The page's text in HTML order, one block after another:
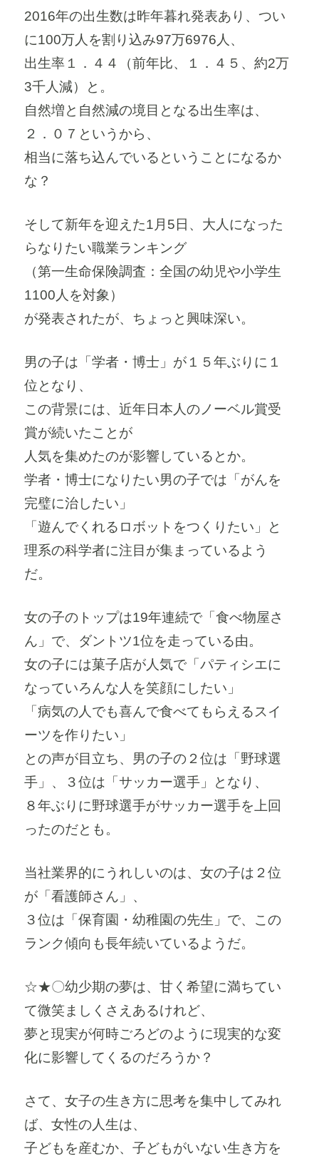
2016年の出生数は昨年暮れ発表あり、つい
に100万人を割り込み97万6976人、
出生率１．４４（前年比、１．４５、約2万
3千人減）と。
自然増と自然減の境目となる出生率は、
２．０７というから、
相当に落ち込んでいるということになるか
な？
そして新年を迎えた1月5日、大人になった
らなりたい職業ランキング
（第一生命保険調査：全国の幼児や小学生
1100人を対象）
が発表されたが、ちょっと興味深い。
男の子は「学者・博士」が１５年ぶりに１
位となり、
この背景には、近年日本人のノーベル賞受
賞が続いたことが
人気を集めたのが影響しているとか。
学者・博士になりたい男の子では「がんを
完璧に治したい」
「遊んでくれるロボットをつくりたい」と
理系の科学者に注目が集まっているよう
だ。
女の子のトップは19年連続で「食べ物屋さ
ん」で、ダントツ1位を走っている由。
女の子には菓子店が人気で「パティシエに
なっていろんな人を笑顔にしたい」
「病気の人でも喜んで食べてもらえるスイ
ーツを作りたい」
との声が目立ち、男の子の２位は「野球選
手」、３位は「サッカー選手」となり、
８年ぶりに野球選手がサッカー選手を上回
ったのだとも。
当社業界的にうれしいのは、女の子は２位
が「看護師さん」、
３位は「保育園・幼稚園の先生」で、この
ランク傾向も長年続いているようだ。
☆★〇幼少期の夢は、甘く希望に満ちてい
て微笑ましくさえあるけれど、
夢と現実が何時ごろどのように現実的な変
化に影響してくるのだろうか？
さて、女子の生き方に思考を集中してみれ
ば、女性の人生は、
子どもを産むか、子どもがいない生き方を